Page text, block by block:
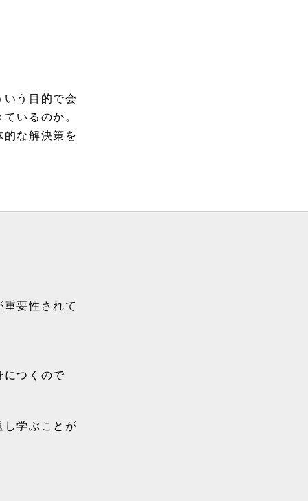
う目的で会
いるのか。
な解決策を
要性されて
につくので
し学ぶことが